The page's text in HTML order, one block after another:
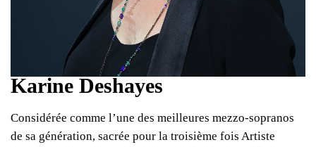
Karine Deshayes
Considérée comme l’une des meilleures mezzo-sopranos
de sa génération, sacrée pour la troisième fois Artiste